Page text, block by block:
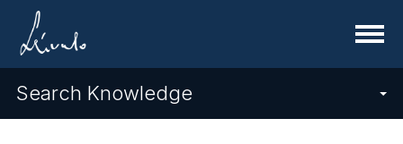
Menu
Search Knowledge